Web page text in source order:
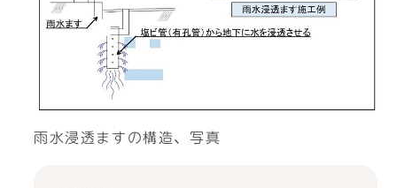
雨水浸透ますの構造、写真